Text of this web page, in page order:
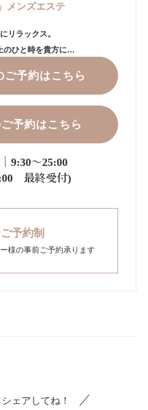
メンズエステ
リラックス。
のひと時を貴方に…
ご予約はこちら
予約はこちら
9:30～25:00
最終受付)
予約制
様の事前ご予約承ります
ェアしてね！